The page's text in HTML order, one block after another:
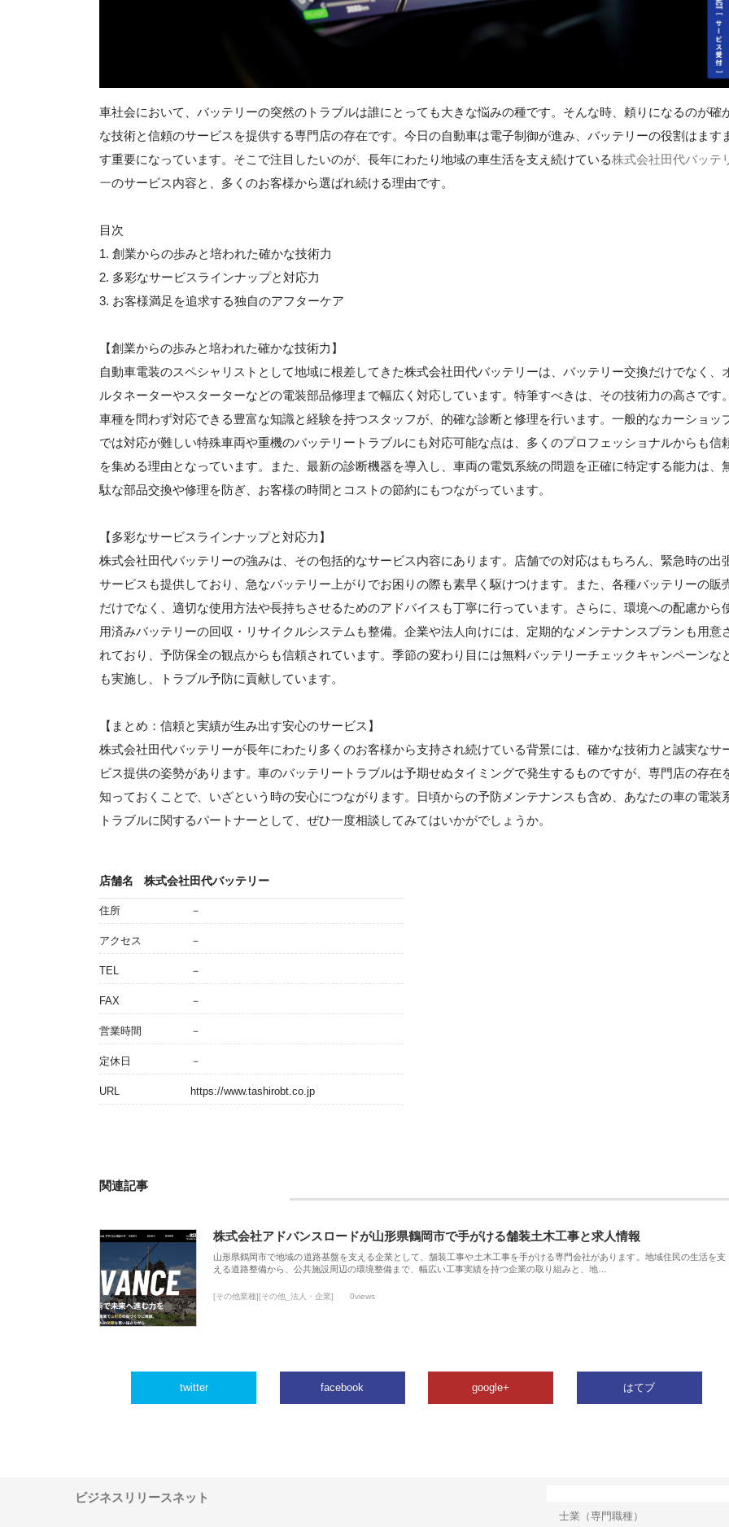
車社会において、バッテリーの突然のトラブルは誰にとっても大きな悩みの種です。そんな時、頼りになるのが確
な技術と信頼のサービスを提供する専門店の存在です。今日の自動車は電子制御が進み、バッテリーの役割はます
す重要になっています。そこで注目したいのが、長年にわたり地域の車生活を支え続けている株式会社田代バッテ
ーのサービス内容と、多くのお客様から選ばれ続ける理由です。
目次
1. 創業からの歩みと培われた確かな技術力
2. 多彩なサービスラインナップと対応力
3. お客様満足を追求する独自のアフターケア
【創業からの歩みと培われた確かな技術力】
自動車電装のスペシャリストとして地域に根差してきた株式会社田代バッテリーは、バッテリー交換だけでなく、
ルタネーターやスターターなどの電装部品修理まで幅広く対応しています。特筆すべきは、その技術力の高さです。
車種を問わず対応できる豊富な知識と経験を持つスタッフが、的確な診断と修理を行います。一般的なカーショッ
では対応が難しい特殊車両や重機のバッテリートラブルにも対応可能な点は、多くのプロフェッショナルからも信
を集める理由となっています。また、最新の診断機器を導入し、車両の電気系統の問題を正確に特定する能力は、
駄な部品交換や修理を防ぎ、お客様の時間とコストの節約にもつながっています。
【多彩なサービスラインナップと対応力】
株式会社田代バッテリーの強みは、その包括的なサービス内容にあります。店舗での対応はもちろん、緊急時の出
サービスも提供しており、急なバッテリー上がりでお困りの際も素早く駆けつけます。また、各種バッテリーの販
だけでなく、適切な使用方法や長持ちさせるためのアドバイスも丁寧に行っています。さらに、環境への配慮から
用済みバッテリーの回収・リサイクルシステムも整備。企業や法人向けには、定期的なメンテナンスプランも用意
れており、予防保全の観点からも信頼されています。季節の変わり目には無料バッテリーチェックキャンペーンな
も実施し、トラブル予防に貢献しています。
【まとめ：信頼と実績が生み出す安心のサービス】
株式会社田代バッテリーが長年にわたり多くのお客様から支持され続けている背景には、確かな技術力と誠実なサ
ビス提供の姿勢があります。車のバッテリートラブルは予期せぬタイミングで発生するものですが、専門店の存在
知っておくことで、いざという時の安心につながります。日頃からの予防メンテナンスも含め、あなたの車の電装
トラブルに関するパートナーとして、ぜひ一度相談してみてはいかがでしょうか。
店舗名 株式会社田代バッテリー
住所 －
アクセス －
TEL －
FAX －
営業時間 －
定休日 －
URL https://www.tashirobt.co.jp
関連記事
株式会社アドバンスロードが山形県鶴岡市で手がける舗装土木工事と求人情報
山形県鶴岡市で地域の道路基盤を支える企業として、舗装工事や土木工事を手がける専門会社があります。地域住民の生活を支
える道路整備から、公共施設周辺の環境整備まで、幅広い工事実績を持つ企業の取り組みと、地…
[その他業種][その他_法人・企業] 0views
twitter facebook google+ はてブ
ビジネスリリースネット
士業（専門職種）